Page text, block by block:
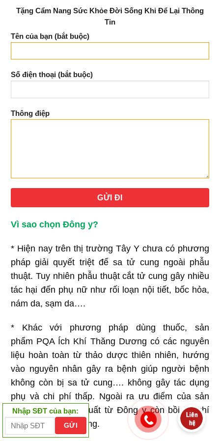
Tặng Cẩm Nang Sức Khỏe Đời Sống Khi Để Lại Thông
Tin
Tên của bạn (bắt buộc)
Số điện thoại (bắt buộc)
Thông điệp
Vì sao chọn Đông y?
* Hiện nay trên thị trường Tây Y chưa có phương
pháp giải quyết triệt để sa tử cung ngoài phẫu
thuật. Tuy nhiên phẫu thuật cắt tử cung gây nhiều
tác hại đến phụ nữ như rối loạn nội tiết, bốc hỏa,
nám da, sạm da….
* Khác với phương pháp dùng thuốc, sản
phẩm PQA Ích Khí Thăng Dương có các nguyên
liệu hoàn toàn từ thảo dược thiên nhiên, hướng
vào nguyên nhân gây ra bệnh giúp người bệnh
không còn bị sa tử cung…. không gây tác dụng
phụ và chi phí thấp. Ngoài ra ưu điểm của sản
phẩm được chiết xuất từ Đông y còn bồi bổ khí
huyết cho người uống.
Nhập SĐT của bạn: